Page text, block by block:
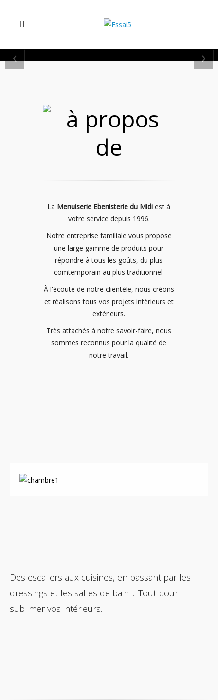
›
‹
La Menuiserie Ebenisterie du Midi est à
votre service depuis 1996.
Notre entreprise familiale vous propose
une large gamme de produits pour
répondre à tous les goûts, du plus
comtemporain au plus traditionnel.
À l'écoute de notre clientèle, nous créons
et réalisons tous vos projets intérieurs et
extérieurs.
Très attachés à notre savoir-faire, nous
sommes reconnus pour la qualité de
notre travail.
Des escaliers aux cuisines, en passant par les
dressings et les salles de bain ... Tout pour
sublimer vos intérieurs.